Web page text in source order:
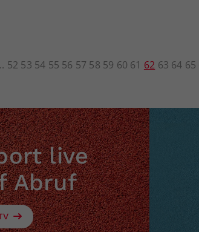
52 53 54 55 56 57 58 59 60 61 62 63 64 65
live
Abruf